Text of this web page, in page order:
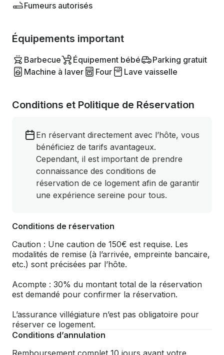
Fumeurs autorisés
Équipements important
Barbecue Équipement bébé
Parking gratuit
Machine à laver
Four Lave vaisselle
Conditions et Politique de Réservation
En réservant directement avec l’hôte, vous
bénéficiez de tarifs avantageux.
Cependant, il est important de prendre
connaissance des conditions de
réservation de ce logement afin de garantir
une expérience sereine pour tous.
Conditions de réservation
Caution : Une caution de 150€ est requise. Les
modalités de remise (à l’arrivée, empreinte bancaire,
etc.) sont précisées par l’hôte.
Acompte : 30% du montant total de la réservation
est demandé pour confirmer la réservation.
L’assurance villégiature n’est pas obligatoire pour
réserver ce logement.
Conditions d’annulation
Remboursement complet 10 jours avant votre